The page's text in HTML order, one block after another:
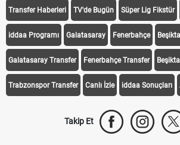
Transfer Haberleri TV'de Bugün Süper Lig Fikstür
iddaa Programı Galatasaray Fenerbahçe
Galatasaray Transfer Fenerbahçe Transfer
Trabzonspor Transfer Canlı İzle iddaa Sonuçları
Takip Et